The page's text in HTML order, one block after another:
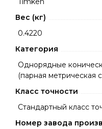
Вес (кг)
0.4220
Категория
Однорядные
(парная метрическая
Класс точности
Стандартный класс
Номер завода